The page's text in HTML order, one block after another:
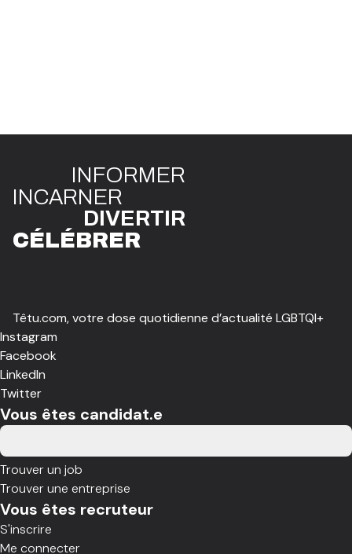
INFORMER
INCARNER
DIVERTIR
CÉLÉBRER
Têtu.com, votre dose quotidienne d’actualité LGBTQI+
Instagram
Facebook
LinkedIn
Twitter
Vous êtes candidat.e
Trouver un job
Trouver une entreprise
Vous êtes recruteur
S'inscrire
Me connecter